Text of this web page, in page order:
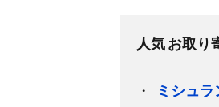
人気 お取り
ミシュ